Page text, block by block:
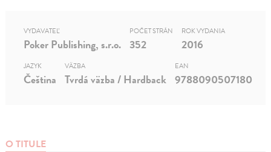
O TITULE
VYDAVATEĽ
Poker Publishing, s.r.o.
POČET STRÁN
352
ROK VYDANIA
2016
JAZYK
Čeština
VÄZBA
Tvrdá väzba / Hardback
EAN
9788090507180